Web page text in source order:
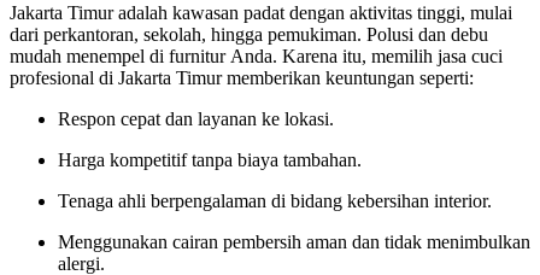
Jakarta Timur adalah kawasan padat dengan aktivitas tinggi, mulai
dari perkantoran, sekolah, hingga pemukiman. Polusi dan debu
mudah menempel di furnitur Anda. Karena itu, memilih jasa cuci
profesional di Jakarta Timur memberikan keuntungan seperti:
Respon cepat dan layanan ke lokasi.
Harga kompetitif tanpa biaya tambahan.
Tenaga ahli berpengalaman di bidang kebersihan interior.
Menggunakan cairan pembersih aman dan tidak menimbulkan
alergi.